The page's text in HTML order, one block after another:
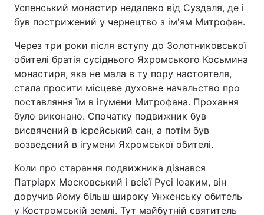
Успенський монастир недалеко від Суздаля, де і
був пострижений у чернецтво з ім'ям Митрофан.
Через три роки після вступу до Золотниковської
обителі братія сусіднього Яхромського Косьмина
монастиря, яка не мала в ту пору настоятеля,
стала просити місцеве духовне начальство про
поставляння їм в ігумени Митрофана. Прохання
було виконано. Спочатку подвижник був
висвячений в ієрейський сан, а потім був
возведений в ігумени Яхромської обителі.
Коли про старання подвижника дізнався
Патріарх Московський і всієї Русі Іоаким, він
доручив йому більш широку Унженську обитель
у Костромській землі. Тут майбутній святитель